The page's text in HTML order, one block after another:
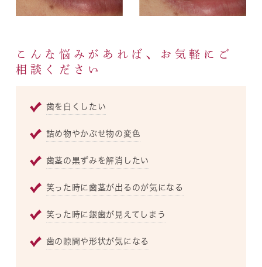
こんな悩みがあれば、お気軽にご
相談ください
歯を白くしたい
詰め物やかぶせ物の変色
歯茎の黒ずみを解消したい
笑った時に歯茎が出るのが気になる
笑った時に銀歯が見えてしまう
歯の隙間や形状が気になる